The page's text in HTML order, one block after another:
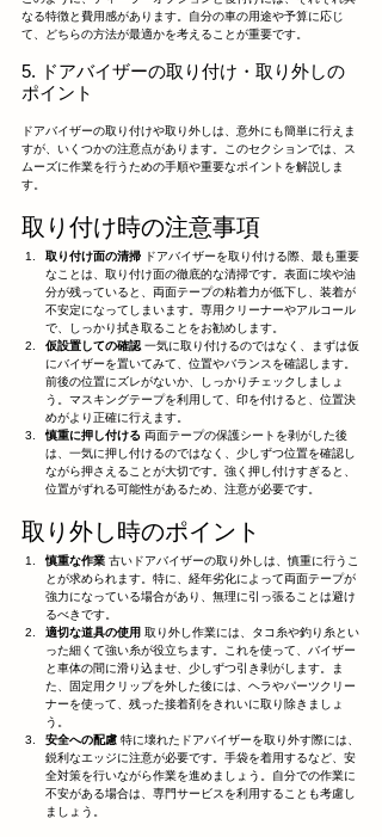
なる特徴と費用感があります。自分の車の用途や予算に応じ
て、どちらの方法が最適かを考えることが重要です。
5. ドアバイザーの取り付け・取り外しの
ポイント
ドアバイザーの取り付けや取り外しは、意外にも簡単に行えま
すが、いくつかの注意点があります。このセクションでは、ス
ムーズに作業を行うための手順や重要なポイントを解説しま
す。
取り付け時の注意事項
取り付け面の清掃 ドアバイザーを取り付ける際、最も重要
なことは、取り付け面の徹底的な清掃です。表面に埃や油
分が残っていると、両面テープの粘着力が低下し、装着が
不安定になってしまいます。専用クリーナーやアルコール
で、しっかり拭き取ることをお勧めします。
仮設置しての確認 一気に取り付けるのではなく、まずは仮
にバイザーを置いてみて、位置やバランスを確認します。
前後の位置にズレがないか、しっかりチェックしましょ
う。マスキングテープを利用して、印を付けると、位置決
めがより正確に行えます。
慎重に押し付ける 両面テープの保護シートを剥がした後
は、一気に押し付けるのではなく、少しずつ位置を確認し
ながら押さえることが大切です。強く押し付けすぎると、
位置がずれる可能性があるため、注意が必要です。
取り外し時のポイント
慎重な作業 古いドアバイザーの取り外しは、慎重に行うこ
とが求められます。特に、経年劣化によって両面テープが
強力になっている場合があり、無理に引っ張ることは避け
るべきです。
適切な道具の使用 取り外し作業には、タコ糸や釣り糸とい
った細くて強い糸が役立ちます。これを使って、バイザー
と車体の間に滑り込ませ、少しずつ引き剥がします。ま
た、固定用クリップを外した後には、ヘラやパーツクリー
ナーを使って、残った接着剤をきれいに取り除きましょ
う。
安全への配慮 特に壊れたドアバイザーを取り外す際には、
鋭利なエッジに注意が必要です。手袋を着用するなど、安
全対策を行いながら作業を進めましょう。自分での作業に
不安がある場合は、専門サービスを利用することも考慮し
ましょう。